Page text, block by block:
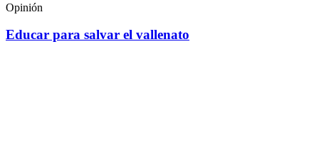
Opinión
Educar para salvar el vallenato